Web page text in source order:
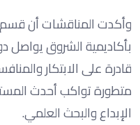
وأكدت المناقشات أن
بأكاديمية الشروق يواصل
قادرة على الابتكار
متطورة تواكب أحدث
الإبداع والبحث العلمي.